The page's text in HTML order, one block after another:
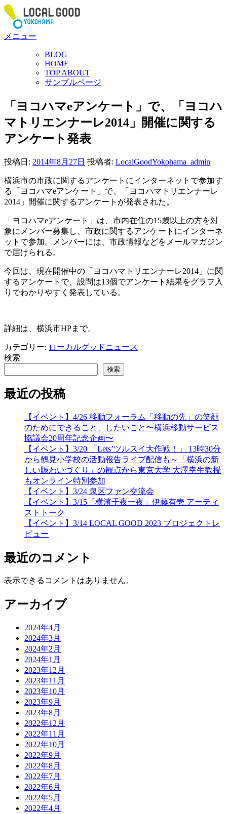
コ
ン
ン
メニュー
BLOG
HOME
TOP ABOUT
サンプルページ
「ヨコハマeアンケート」で、「ヨコハ
マトリエンナーレ2014」開催に関する
アンケート発表
投稿日: 2014年8月27日 投稿者: LocalGoodYokohama_admin
横浜市の市政に関するアンケートにインターネットで参加す
る「ヨコハマeアンケート」で、「ヨコハマトリエンナーレ
2014」開催に関するアンケートが発表された。
「ヨコハマeアンケート」は、 市内在住の15歳以上の方を対
象にメンバー募集し、市政に関するアンケートにインターネ
ットで参加。メンバーには、市政情報などをメールマガジン
で届けられる。
今回は、現在開催中の「ヨコハマトリエンナーレ2014」に関
するアンケートで、設問は13個でアンケート結果をグラフ入
りでわかりやすく発表している。
詳細は、横浜市HPまで。
カテゴリー: ローカルグッドニュース
検索
検索
最近の投稿
【イベント】4/26 移動フォーラム「移動の先」の笑顔
のためにできること、したいこと〜横浜移動サービス
協議会20周年記念企画〜
【イベント】3/20 「Lets’ツルスイ大作戦！」 13時30分
から鶴見小学校の活動報告ライブ配信も～「横浜の新
しい賑わいづくり」の観点から東京大学 大澤幸生教授
もオンライン特別参加
【イベント】3/24 泉区ファン交流会
【イベント】3/15「横濱千夜一夜」伊藤有壱 アーティ
ストトーク
【イベント】3/14 LOCAL GOOD 2023 プロジェクトレ
ビュー
最近のコメント
表示できるコメントはありません。
アーカイブ
2024年4月
2024年3月
2024年2月
2024年1月
2023年12月
2023年11月
2023年10月
2023年9月
2023年8月
2022年12月
2022年11月
2022年10月
2022年9月
2022年8月
2022年7月
2022年6月
2022年5月
2022年4月